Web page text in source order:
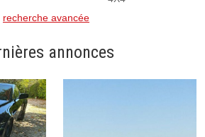
recherche avancée
annonces